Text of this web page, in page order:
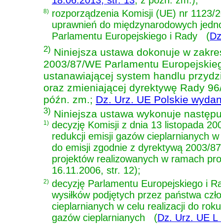
8) rozporządzenia Komisji (UE) nr
uprawnień do międzynarodowych
Parlamentu Europejskiego i Rady
(
2) Niniejsza ustawa dokonuje w
2003/87/WE Parlamentu
ustanawiającej system handlu
oraz zmieniającej dyrektywę Rady
późn. zm.; Dz. Urz. UE Polskie
3) Niniejsza ustawa wykonuje
1) decyzję Komisji z dnia 13 listopada
redukcji emisji gazów cieplarnianych
do emisji zgodnie z dyrektywą 2003/
projektów realizowanych w ramach
16.11.2006, str. 12);
2) decyzję Parlamentu Europejskiego i
wysiłków podjętych przez państwa
cieplarnianych w celu realizacji do
gazów cieplarnianych
(Dz. Urz. UE